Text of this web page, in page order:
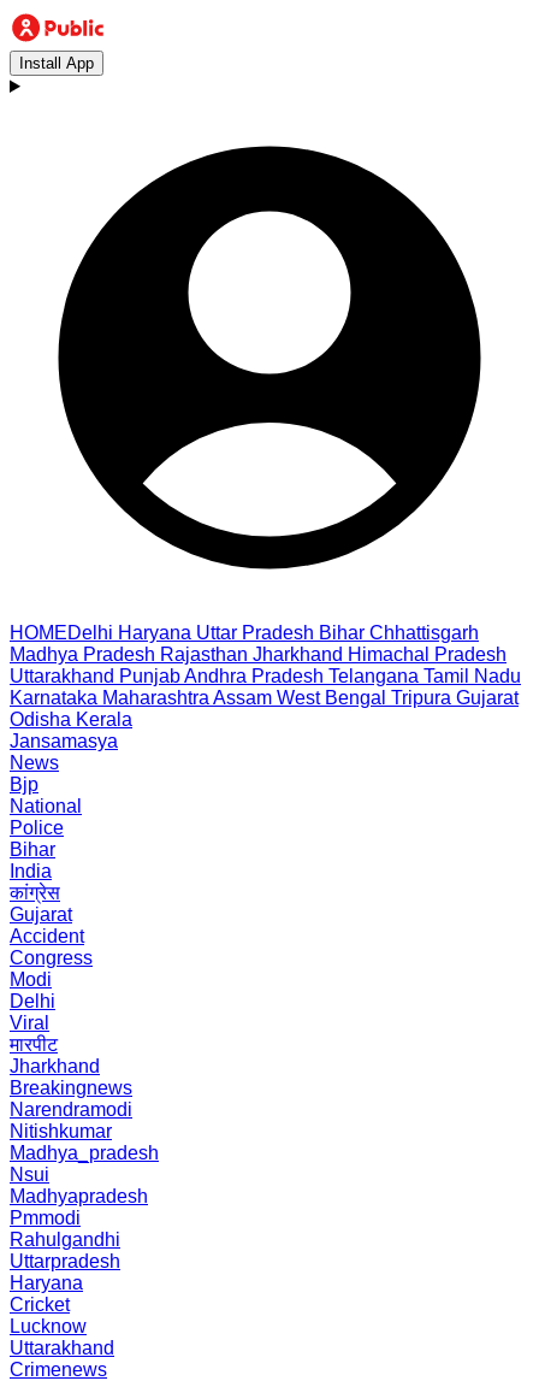
Install App
HOMEDelhi Haryana Uttar Pradesh Bihar Chhattisgarh
Madhya Pradesh Rajasthan Jharkhand Himachal Pradesh
Uttarakhand PunjabAndhra Pradesh Telangana Tamil Nadu
Karnataka Maharashtra Assam West Bengal Tripura Gujarat
Odisha Kerala
Jansamasya
News
Bjp
National
Police
Bihar
India
कांग्रेस
Gujarat
Accident
Congress
Modi
Delhi
Viral
मारपीट
Jharkhand
Breakingnews
Narendramodi
Nitishkumar
Madhya_pradesh
Nsui
Madhyapradesh
Pmmodi
Rahulgandhi
Uttarpradesh
Haryana
Cricket
Lucknow
Uttarakhand
Crimenews